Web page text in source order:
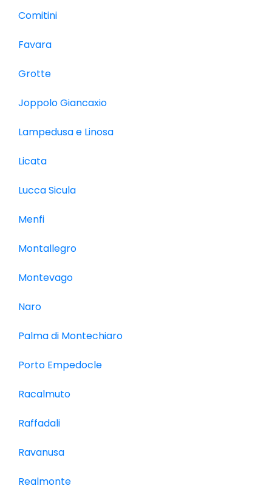
Comitini
Favara
Grotte
Joppolo Giancaxio
Lampedusa e Linosa
Licata
Lucca Sicula
Menfi
Montallegro
Montevago
Naro
Palma di Montechiaro
Porto Empedocle
Racalmuto
Raffadali
Ravanusa
Realmonte